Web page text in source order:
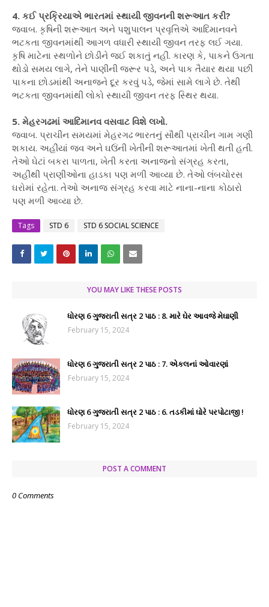
4. કઈ પ્રક્રિયાએ ભારતમાં સ્થાયી જીવનની શરૂઆત કરી?
જવાબ. કૃષિની શરૂઆત અને પશુપાલન પ્રવૃત્તિએ આદિમાનવને
ભટકતા જીવનમાંથી આગળ વધારી સ્થાયી જીવન તરફ લઈ ગયા.
કૃષિ માટેના સ્થળોને છોડીને જઈ શકાતું નહીં. કારણ કે, પાકને ઉગતા
થોડો સમય લાગે, તેને પાણીની જરૂર પડે, અને પાક તૈયાર થયા પછી
પાકના છોડમાંથી અનાજને દૂર કરવું પડે, જેમાં સામે લાગે છે. તેથી
ભટકતા જીવનમાંથી લોકો સ્થાયી જીવન તરફ સ્થિર થયા.
5. મેહરગઢમાં આદિમાનવ વસવાટ વિશે લખો.
જવાબ. પ્રાચીન સમયમાં મેહરગઢ ભારતનું સૌથી પ્રાચીન ગામ ગણી
શકાય. અહીંયાં જવ અને ઘઉંની ખેતીની શરૂઆતમાં ખેતી થતી હતી.
તેઓ ઘેટાં બકરા પાળતા, ખેતી કરતા અનાજનો સંગ્રહ કરતા,
અહીંથી પ્રાણીઓના હાડકા પણ મળી આવ્યા છે. તેઓ લંબચોરસ
ઘરોમાં રહેતા. તેઓ અનાજ સંગ્રહ કરવા માટે નાના-નાના કોઠારો
પણ મળી આવ્યા છે.
Tags STD 6 STD 6 SOCIAL SCIENCE
YOU MAY LIKE THESE POSTS
ધોરણ 6 ગુજરાતી સત્ર 2 પાઠ : 8. મારે ઘેર આવજે મેઘાણી
February 15, 2024
ધોરણ 6 ગુજરાતી સત્ર 2 પાઠ : 7. એકલનાં ઓવારણાં
February 15, 2024
ધોરણ 6 ગુજરાતી સત્ર 2 પાઠ : 6. તડકીમાં ઘોરે પરપોટાજી !
February 15, 2024
POST A COMMENT
0 Comments